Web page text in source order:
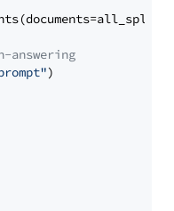
answering
)